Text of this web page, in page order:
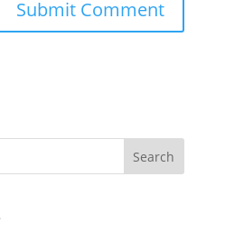
Search